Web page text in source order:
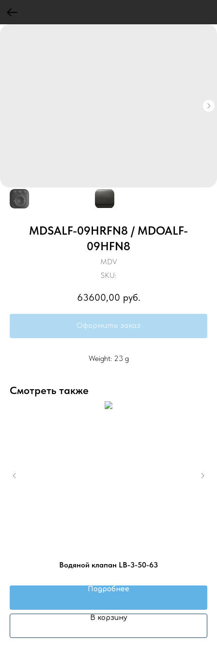
MDSALF-09HRFN8 / MDOALF-
09HFN8
MDV
SKU:
63600,00 руб.
Оформить заказ
Weight: 23 g
Смотреть также
Водяной клапан LB-3-50-63
Подробнее
В корзину